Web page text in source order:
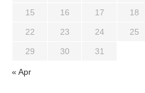
15 16 17 18
22 23 24 25
29 30 31
« Apr